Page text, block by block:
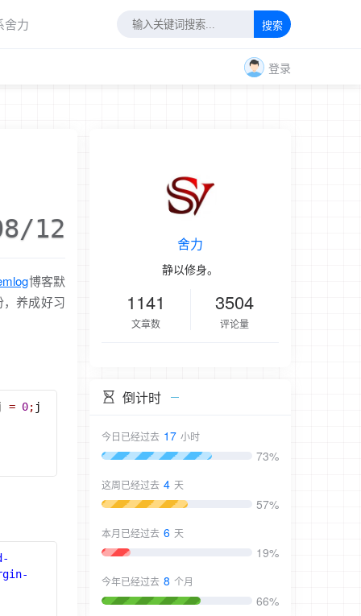
舍力 搜索
登录
12
博客默
养成好习
= 0;
舍力
静以修身。
1141
文章数
3504
评论量
倒计时
今日已经过去 17 小时
73%
这周已经过去 4 天
57%
本月已经过去 6 天
19%
今年已经过去 8 个月
66%